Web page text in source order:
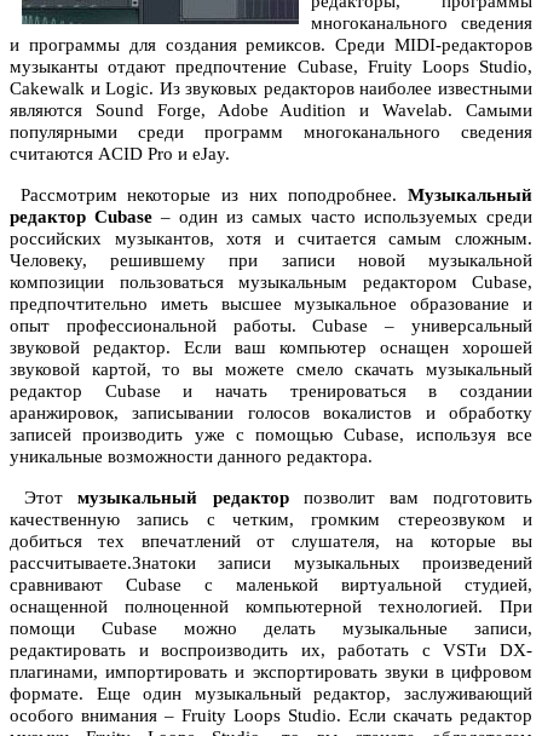
многоканального сведения
и программы для создания ремиксов. Среди МIDI-редакторов
музыканты отдают предпочтение Cubase, Fruity Loops Studio,
Сakewalk и Logic. Из звуковых редакторов наиболее известными
являются Sound Forge, Adobe Audition и Wavelab. Самыми
популярными среди программ многоканального сведения
считаются ACID Pro и eJay.
Рассмотрим некоторые из них поподробнее. Музыкальный
редактор Cubase – один из самых часто используемых среди
российских музыкантов, хотя и считается самым сложным.
Человеку, решившему при записи новой музыкальной
композиции пользоваться музыкальным редактором Cubase,
предпочтительно иметь высшее музыкальное образование и
опыт профессиональной работы. Cubase – универсальный
звуковой редактор. Если ваш компьютер оснащен хорошей
звуковой картой, то вы можете смело скачать музыкальный
редактор Cubase и начать тренироваться в создании
аранжировок, записывании голосов вокалистов и обработку
записей производить уже с помощью Cubase, используя все
уникальные возможности данного редактора.
Этотмузыкальный редакторпозволит вам подготовить
качественную запись с четким, громким стереозвуком и
добиться тех впечатлений от слушателя, на которые вы
рассчитываете.Знатоки записи музыкальных произведений
сравнивают Cubase с маленькой виртуальной студией,
оснащенной полноценной компьютерной технологией. При
помощи Cubase можно делать музыкальные записи,
редактировать и воспроизводить их, работать с VSTи DX-
плагинами, импортировать и экспортировать звуки в цифровом
формате. Еще один музыкальный редактор, заслуживающий
особого внимания – Fruity Loops Studio. Если скачать редактор